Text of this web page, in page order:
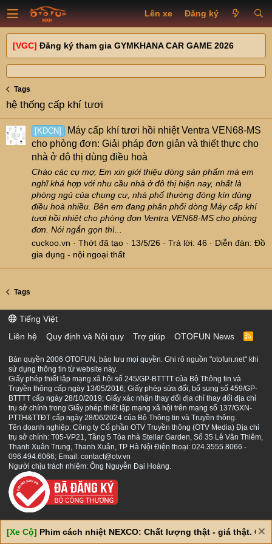
Lên xe Đăng ký
[VGC] Đăng ký tham gia GYMKHANA CAR GAME 2026
Tags
hệ thống cấp khí tươi
[KDCN]
Máy cấp khí tươi hồi nhiệt Ventra VEN68-MS
cho phòng đơn: Giải pháp đơn giản và thiết thực cho
nhà ở đô thị dùng điều hoà
Chào các cụ mợ, Em xin giới thiệu dòng sản phẩm mà em
nghĩ khá hợp với nhu cầu nhà ở đô thị hiện nay, nhất là
phòng ngủ của chung cư, nhà phố thường đóng kín dùng
điều hoà nhiều. Bên em đang phân phối dòng Máy cấp khí
tươi hồi nhiệt cho phòng đơn Ventra VEN68-MS cho phòng
đơn. Nói ngắn gọn thì...
cuckoo.vn
Thớt đã tạo 13/5/26 Trả lời: 46 Diễn đàn: Đồ
gia dụng - nội ngoại thất
Tags
Tiếng Việt
Liên hệ
Quy định và Nội quy Trợ giúp OTOFUN News
R
S
Bản quyền 2006 OTOFUN, bảo lưu mọi quyền. Ghi rõ nguồn "otofun.net" khi
sử dụng thông tin từ website này.
Giấy phép thiết lập mạng xã hội số 245/GP-BTTTT của Bộ Thông tin và
Truyền thông cấp ngày 13/05/2016; Giấy phép sửa đổi, bổ sung số 459/GP-
BTTTT cấp ngày 28/10/2019; Giấy xác nhận thay đổi địa chỉ thay đổi địa chỉ
trụ sở chính trong Giấy phép thiết lập mạng xã hội trên mạng số 137/GXN-
PTTH&TTĐT cấp ngày 28/06/2024 của Bộ Thông tin và Truyền thông.
Tên doanh nghiệp: Công ty Cổ phần OTV Truyền thông (OTV Media) Địa chỉ
trụ sở chính: T05-VP21, Tầng 5 Tòa nhà Stellar Garden, Số 35 Lê Văn Thiêm,
Thanh Xuân Trung, Thanh Xuân, TP Hà Nội Điện thoại: 024.3555.8066 -
096.494.6066; Email: contact@otv.vn
Người chịu trách nhiệm: Ông Nguyễn Đại Hoàng.
[Xe Cộ] Phim cách nhiệt NEXCO: Chất lượng thật - giá thật. Giá